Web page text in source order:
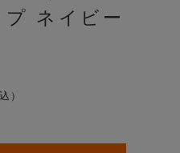
ネイビー
）